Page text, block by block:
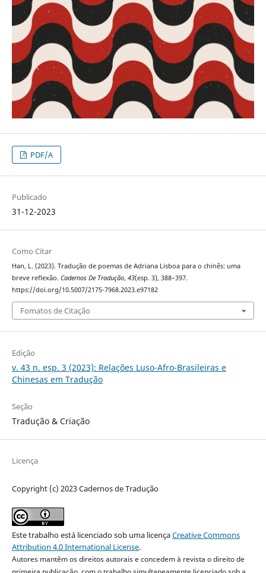
PDF/A
Publicado
31-12-2023
Como Citar
Han, L. (2023). Tradução de poemas de Adriana Lisboa para o chinês: uma
breve reflexão. Cadernos De Tradução, 43(esp. 3), 388–397.
https://doi.org/10.5007/2175-7968.2023.e97182
Fomatos de Citação
Edição
v. 43 n. esp. 3 (2023): Relações Luso-Afro-Brasileiras e
Chinesas em Tradução
Seção
Tradução & Criação
Licença
Copyright (c) 2023 Cadernos de Tradução
Este trabalho está licenciado sob uma licençaCreative Commons
Attribution 4.0 International License.
Autores mantêm os direitos autorais e concedem à revista o direito de